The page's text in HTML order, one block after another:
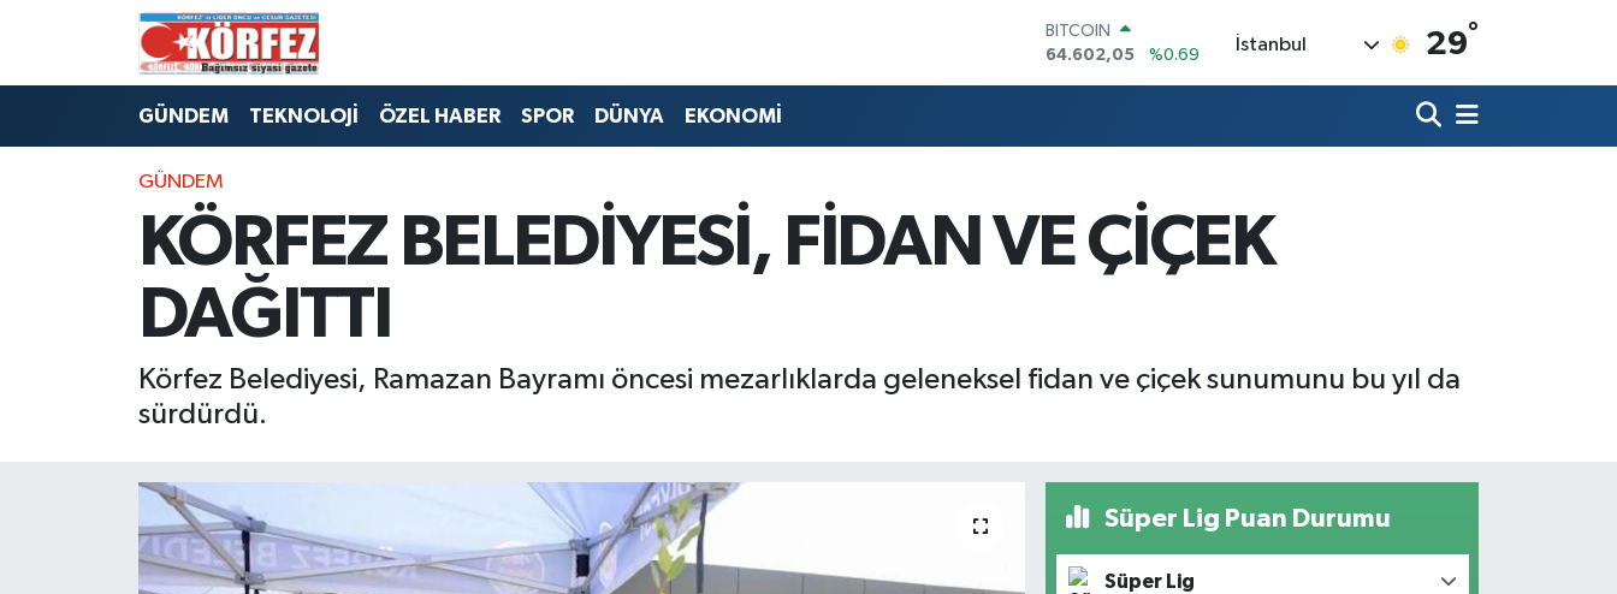
BITCOIN
64.602,05
%0.69
55,0700
%0.1
GRAM ALTIN
6513.94
%0.32
BİST100
İstanbul 29°
GÜNDEM TEKNOLOJİ ÖZEL HABER SPOR DÜNYA EKONOMİ
GÜNDEM
KÖRFEZ BELEDİYESİ, FİDAN VE ÇİÇEK
DAĞITTI
Körfez Belediyesi, Ramazan Bayramı öncesi mezarlıklarda geleneksel fidan ve çiçek sunumunu bu yıl da
sürdürdü.
Süper Lig Puan Durumu
Süper Lig
Hava Durumu
Trafik Durumu
Süper Lig Puan Durumu ve Fikstür
Son Dakika Haberleri